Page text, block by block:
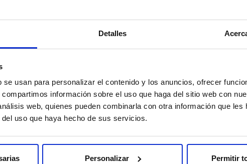
Detalles
usan para personalizar el contenido y los anuncios, ofrecer
información sobre el uso que haga del sitio web con
web, quienes pueden combinarla con otra información que les
uso que haya hecho de sus servicios.
Personalizar Permitir
La mejor forma de cuidar tu bienestar comienza con estar